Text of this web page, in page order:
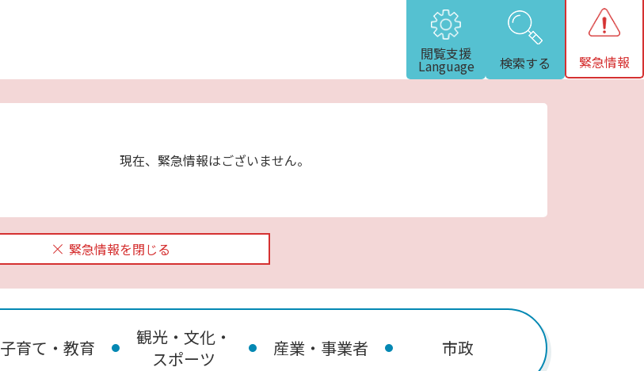
閲覧支援
Language 検索する 緊急情報
現在、緊急情報はございません。
緊急情報を閉じる
子育て・教育
観光・文化・
スポーツ
産業・事業者 市政